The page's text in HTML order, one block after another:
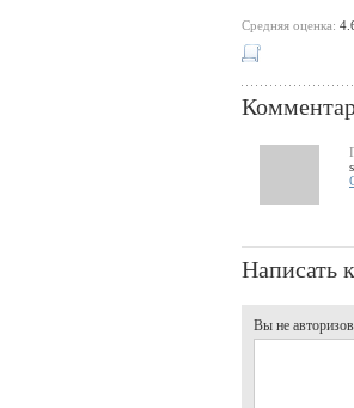
Cредняя оценка:
Написать
Вы не